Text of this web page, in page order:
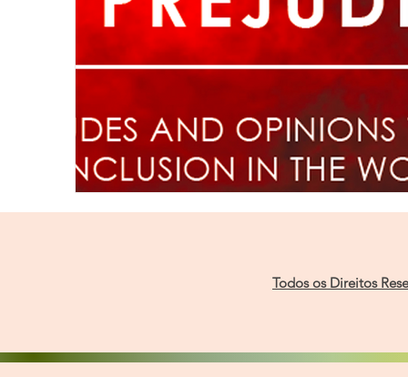
Todos os Direitos